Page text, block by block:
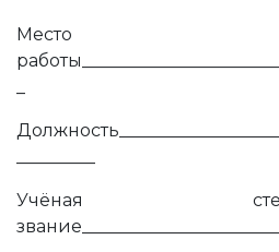
Место
Учёная